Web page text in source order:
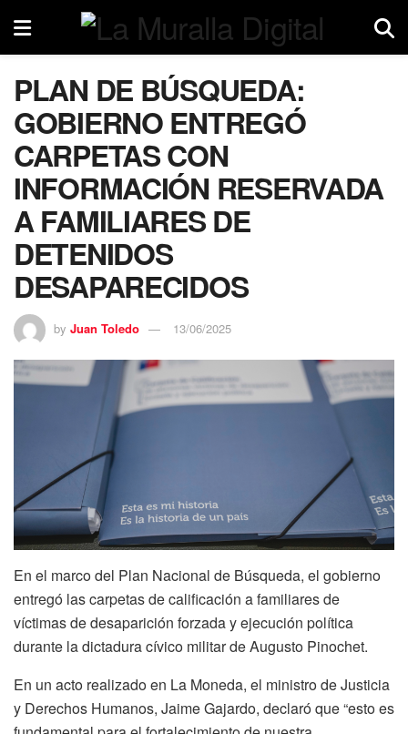
PLAN DE BÚSQUEDA:
GOBIERNO ENTREGÓ
CARPETAS CON
INFORMACIÓN RESERVADA
A FAMILIARES DE
DETENIDOS
DESAPARECIDOS
by Juan Toledo 13/06/2025
En el marco del Plan Nacional de Búsqueda, el gobierno
entregó las carpetas de calificación a familiares de
víctimas de desaparición forzada y ejecución política
durante la dictadura cívico militar de Augusto Pinochet.
En un acto realizado en La Moneda, el ministro de Justicia
y Derechos Humanos, Jaime Gajardo, declaró que “esto es